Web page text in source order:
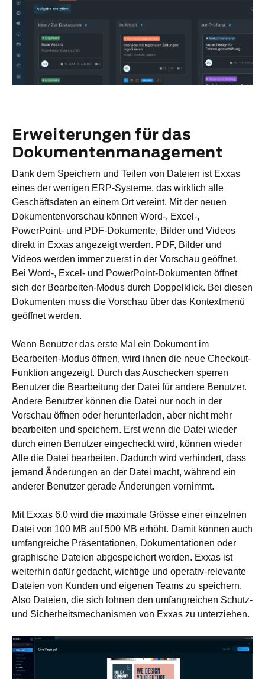
Erweiterungen für das
Dokumentenmanagement
Dank dem Speichern und Teilen von Dateien ist Exxas
eines der wenigen ERP-Systeme, das wirklich alle
Geschäftsdaten an einem Ort vereint. Mit der neuen
Dokumentenvorschau können Word-, Excel-,
PowerPoint- und PDF-Dokumente, Bilder und Videos
direkt in Exxas angezeigt werden. PDF, Bilder und
Videos werden immer zuerst in der Vorschau geöffnet.
Bei Word-, Excel- und PowerPoint-Dokumenten öffnet
sich der Bearbeiten-Modus durch Doppelklick. Bei diesen
Dokumenten muss die Vorschau über das Kontextmenü
geöffnet werden.
Wenn Benutzer das erste Mal ein Dokument im
Bearbeiten-Modus öffnen, wird ihnen die neue Checkout-
Funktion angezeigt. Durch das Auschecken sperren
Benutzer die Bearbeitung der Datei für andere Benutzer.
Andere Benutzer können die Datei nur noch in der
Vorschau öffnen oder herunterladen, aber nicht mehr
bearbeiten und speichern. Erst wenn die Datei wieder
durch einen Benutzer eingecheckt wird, können wieder
Alle die Datei bearbeiten. Dadurch wird verhindert, dass
jemand Änderungen an der Datei macht, während ein
anderer Benutzer gerade Änderungen vornimmt.
Mit Exxas 6.0 wird die maximale Grösse einer einzelnen
Datei von 100 MB auf 500 MB erhöht. Damit können auch
umfangreiche Präsentationen, Dokumentationen oder
graphische Dateien abgespeichert werden. Exxas ist
weiterhin dafür gedacht, wichtige und operativ-relevante
Dateien von Kunden und eigenen Teams zu speichern.
Also Dateien, die sich lohnen den umfangreichen Schutz-
und Sicherheitsmechanismen von Exxas zu unterziehen.